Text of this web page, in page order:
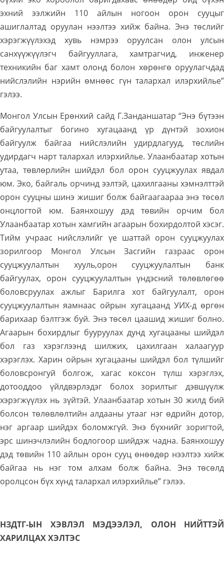
эхний ээлжийн 110 айлын ногоон орон сууцыг
ашиглалтад оруулан нээлтээ хийж байна. Энэ төслийг
хэрэгжүүлэхэд хувь нэмрээ оруулсан олон улсын
санхүүжүүлэгч байгууллага, хамтрагчид, инженер
техникийн баг хамт олонд болон хөрөнгө оруулагчдад
нийслэлийн нэрийн өмнөөс гүн талархал илэрхийлье”
гэлээ.
Монгол Улсын Ерөнхий сайд Г.Занданшатар “Энэ бүтээн
байгуулалтыг богино хугацаанд үр дүнтэй зохион
байгуулж байгаа нийслэлийн удирдлагууд, төслийн
удирдагч нарт талархал илэрхийлье. Улаанбаатар хотын
утаа, төвлөрлийн шийдэл бол орон сууцжуулах явдал
юм. Эко, байгаль орчинд ээлтэй, цахилгааны хэмнэлттэй
орон сууцны шинэ жишиг болж байгаагаараа энэ төсөл
онцлогтой юм. Баянхошуу дэд төвийн орчим бол
Улаанбаатар хотын хамгийн агаарын бохирдолтой хэсэг.
Тийм учраас нийслэлийг үе шаттай орон сууцжуулах
зорилгоор Монгол Улсын Засгийн газраас орон
сууцжуулалтын хууль,орон сууцжуулалтын банк
байгуулах, орон сууцжуулалтын үндэсний төлөвлөгөө
боловсруулах ажлыг Барилга хот байгуулалт, орон
сууцжуулалтын яамнаас ойрын хугацаанд УИХ-д өргөн
барихаар бэлтгэж буй. Энэ төсөл цаашид жишиг болно.
Агаарын бохирдлыг бууруулах дунд хугацааны шийдэл
бол газ хэрэглээнд шилжих, цахилгаан халаагуур
хэрэглэх. Харин ойрын хугацааны шийдэл бол түлшийг
боловсронгуй болгож, хагас коксон түлш хэрэглэх,
дотооддоо үйлдвэрлэдэг болох зорилтыг дэвшүүлж
хэрэгжүүлэх нь зүйтэй. Улаанбаатар хотын 30 жилд бий
болсон төлөвлөлтийн алдааны утааг нэг өдрийн дотор,
нэг аргаар шийдэх боломжгүй. Энэ бүхнийг зоригтой,
эрс шинэчлэлийн бодлогоор шийдэж чадна. Баянхошуу
дэд төвийн 110 айлын орон сууц өнөөдөр нээлтээ хийж
байгаа нь нэг том алхам болж байна. Энэ төсөлд
оролцсон бүх хүнд талархал илэрхийлье” гэлээ.
НЗДТГ-ЫН ХЭВЛЭЛ МЭДЭЭЛЭЛ, ОЛОН НИЙТТЭЙ
ХАРИЛЦАХ ХЭЛТЭС